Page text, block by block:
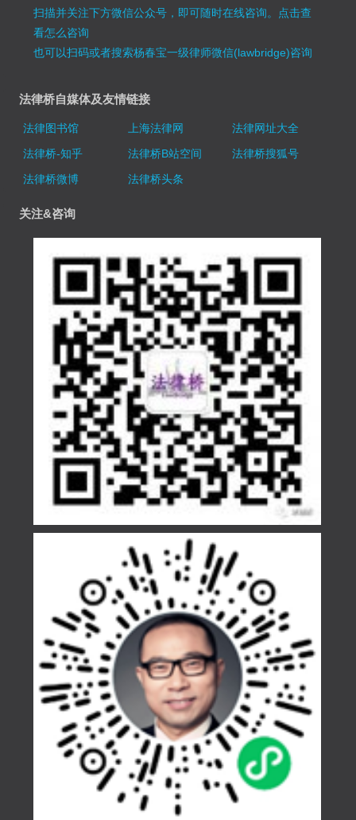
扫描并关注下方微信公众号，即可随时在线咨询。 点击查
看怎么咨询
也可以扫码或者搜索杨春宝一级律师微信(lawbridge)咨询
法律桥自媒体及友情链接
法律图书馆 上海法律网
法律网址大全
法律桥-知乎
法律桥B站空间
法律桥搜狐号
法律桥微博
法律桥头条
关注&咨询